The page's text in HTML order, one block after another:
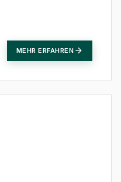
MEHR ERFAHREN